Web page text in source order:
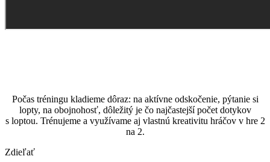
Počas tréningu kladieme dôraz: na aktívne odskočenie, pýtanie si
lopty, na obojnohosť, dôležitý je čo najčastejší počet dotykov
s loptou. Trénujeme a využívame aj vlastnú kreativitu hráčov v hre 2
na 2.
Zdieľať